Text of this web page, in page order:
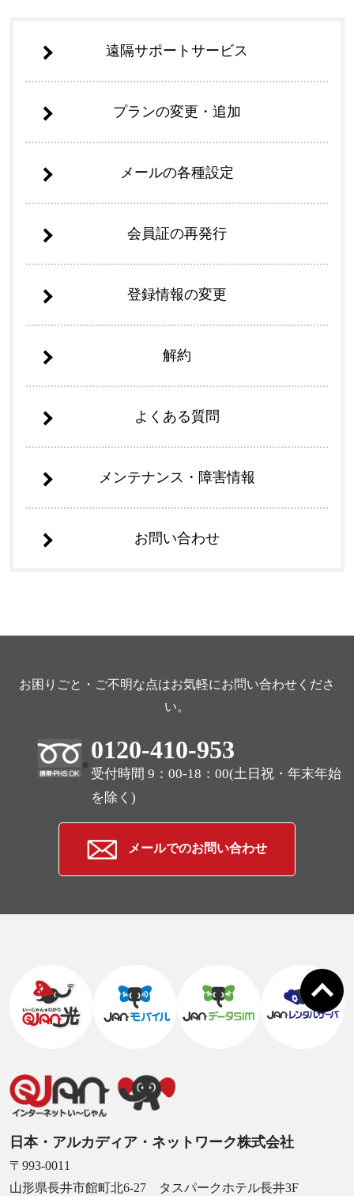
遠隔サポートサービス
プランの変更・追加
メールの各種設定
会員証の再発行
登録情報の変更
解約
よくある質問
メンテナンス・障害情報
お問い合わせ
お困りごと・ご不明な点はお気軽にお問い合わせくださ
い。
0120-410-953
受付時間 9：00-18：00(土日祝・年末年始
を除く)
メールでのお問い合わせ
日本・アルカディア・ネットワーク株式会社
〒993-0011
山形県長井市館町北6-27 タスパークホテル長井3F